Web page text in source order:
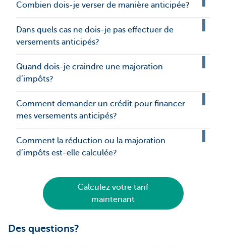
Combien dois-je verser de manière anticipée?
Dans quels cas ne dois-je pas effectuer de
versements anticipés?
Quand dois-je craindre une majoration
d’impôts?
Comment demander un crédit pour financer
mes versements anticipés?
Comment la réduction ou la majoration
d’impôts est-elle calculée?
Calculez votre tarif
maintenant
Des questions?